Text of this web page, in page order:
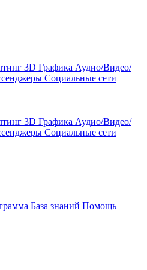
3D Графика Аудио/Видео/
Социальные сети
3D Графика Аудио/Видео/
Социальные сети
База знаний Помощь